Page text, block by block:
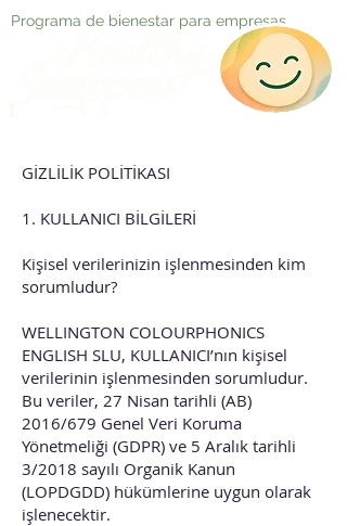
Programa de bienestar para empresas
GİZLİLİK POLİTİKASI
1. KULLANICI BİLGİLERİ
Kişisel verilerinizin işlenmesinden kim
sorumludur?
WELLINGTON COLOURPHONICS
ENGLISH SLU, KULLANICI’nın kişisel
verilerinin işlenmesinden sorumludur.
Bu veriler, 27 Nisan tarihli (AB)
2016/679 Genel Veri Koruma
Yönetmeliği (GDPR) ve 5 Aralık tarihli
3/2018 sayılı Organik Kanun
(LOPDGDD) hükümlerine uygun olarak
işlenecektir.